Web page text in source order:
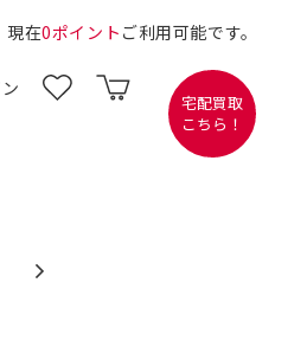
現在0ポイント ご利用可能です。
宅配買取
こちら！